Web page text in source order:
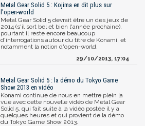
Metal Gear Solid 5 : Kojima en dit plus sur
l'open-world
Metal Gear Solid 5 devrait être un des jeux de
2014 (s'il sort bel et bien l'année prochaine),
pourtant il reste encore beaucoup
d'interrogations autour du titre de Konami, et
notamment la notion d'open-world.
29/10/2013, 17:04
Metal Gear Solid 5 : la démo du Tokyo Game
Show 2013 en vidéo
Konami continue de nous en mettre plein la
vue avec cette nouvelle vidéo de Metal Gear
Solid 5, qui fait suite à la vidéo postée il y a
quelques heures et qui provient de la démo
du Tokyo Game Show 2013.